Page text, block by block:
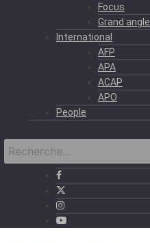
Focus
Grand angle
International
AFP
APA
ACAP
APO
People